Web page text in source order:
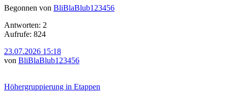
Begonnen von BliBlaBlub123456
Antworten: 2
Aufrufe: 824
23.07.2026 15:18
von BliBlaBlub123456
Höhergruppierung in Etappen